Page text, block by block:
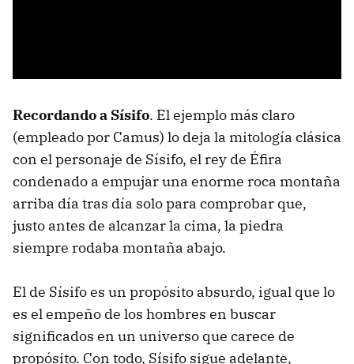
Recordando a Sísifo. El ejemplo más claro
(empleado por Camus) lo deja la mitología clásica
con el personaje de Sísifo, el rey de Éfira
condenado a empujar una enorme roca montaña
arriba día tras día solo para comprobar que,
justo antes de alcanzar la cima, la piedra
siempre rodaba montaña abajo.
El de Sísifo es un propósito absurdo, igual que lo
es el empeño de los hombres en buscar
significados en un universo que carece de
propósito. Con todo, Sísifo sigue adelante,